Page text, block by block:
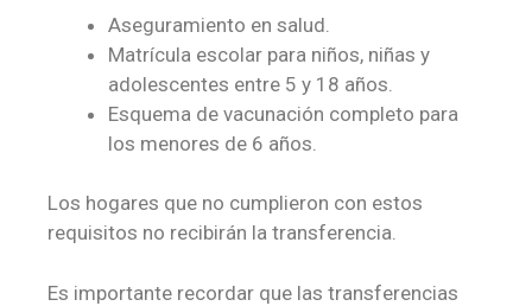
Aseguramiento en salud.
Matrícula escolar para niños, niñas y
adolescentes entre 5 y 18 años.
Esquema de vacunación completo para
los menores de 6 años.
Los hogares que no cumplieron con estos
requisitos no recibirán la transferencia.
Es importante recordar que las transferencias